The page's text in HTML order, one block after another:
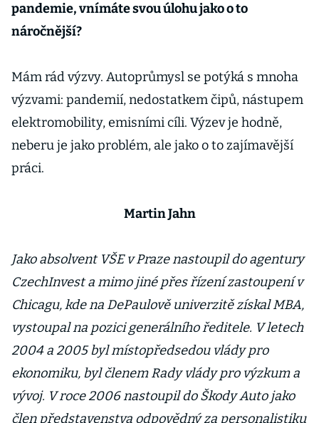
pandemie, vnímáte svou úlohu jako o to
náročnější?
Mám rád výzvy. Autoprůmysl se potýká s mnoha
výzvami: pandemií, nedostatkem čipů, nástupem
elektromobility, emisními cíli. Výzev je hodně,
neberu je jako problém, ale jako o to zajímavější
práci.
Martin Jahn
Jako absolvent VŠE v Praze nastoupil do agentury
CzechInvest a mimo jiné přes řízení zastoupení v
Chicagu, kde na DePaulově univerzitě získal MBA,
vystoupal na pozici generálního ředitele. V letech
2004 a 2005 byl místopředsedou vlády pro
ekonomiku, byl členem Rady vlády pro výzkum a
vývoj. V roce 2006 nastoupil do Škody Auto jako
člen představenstva odpovědný za personalistiku